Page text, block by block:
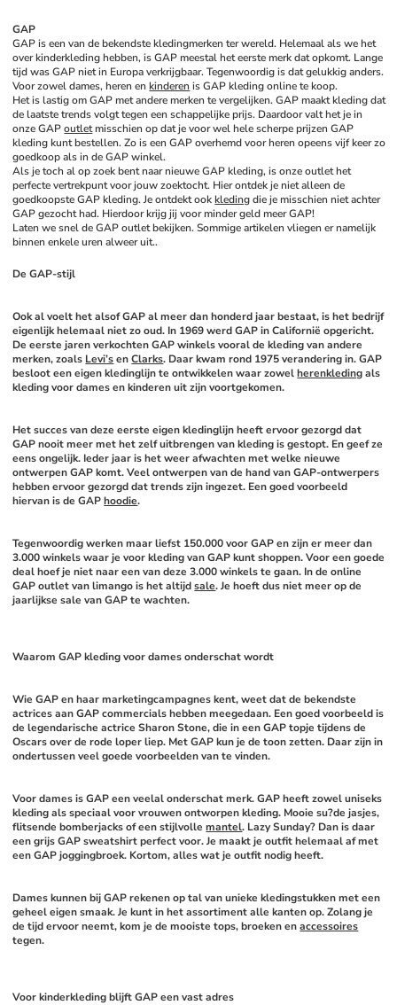
GAP
GAP is een van de bekendste kledingmerken ter wereld. Helemaal als we het
over kinderkleding hebben, is GAP meestal het eerste merk dat opkomt. Lange
tijd was GAP niet in Europa verkrijgbaar. Tegenwoordig is dat gelukkig anders.
Voor zowel dames, heren en kinderen is GAP kleding online te koop.
Het is lastig om GAP met andere merken te vergelijken. GAP maakt kleding dat
de laatste trends volgt tegen een schappelijke prijs. Daardoor valt het je in
onze GAP outlet misschien op dat je voor wel hele scherpe prijzen GAP
kleding kunt bestellen. Zo is een GAP overhemd voor heren opeens vijf keer zo
goedkoop als in de GAP winkel.
Als je toch al op zoek bent naar nieuwe GAP kleding, is onze outlet het
perfecte vertrekpunt voor jouw zoektocht. Hier ontdek je niet alleen de
goedkoopste GAP kleding. Je ontdekt ook kleding die je misschien niet achter
GAP gezocht had. Hierdoor krijg jij voor minder geld meer GAP!
Laten we snel de GAP outlet bekijken. Sommige artikelen vliegen er namelijk
binnen enkele uren alweer uit..
De GAP-stijl
Ook al voelt het alsof GAP al meer dan honderd jaar bestaat, is het bedrijf
eigenlijk helemaal niet zo oud. In 1969 werd GAP in Californië opgericht.
De eerste jaren verkochten GAP winkels vooral de kleding van andere
merken, zoals Levi’s en Clarks. Daar kwam rond 1975 verandering in. GAP
besloot een eigen kledinglijn te ontwikkelen waar zowel herenkleding als
kleding voor dames en kinderen uit zijn voortgekomen.
Het succes van deze eerste eigen kledinglijn heeft ervoor gezorgd dat
GAP nooit meer met het zelf uitbrengen van kleding is gestopt. En geef ze
eens ongelijk. Ieder jaar is het weer afwachten met welke nieuwe
ontwerpen GAP komt. Veel ontwerpen van de hand van GAP-ontwerpers
hebben ervoor gezorgd dat trends zijn ingezet. Een goed voorbeeld
hiervan is de GAP hoodie.
Tegenwoordig werken maar liefst 150.000 voor GAP en zijn er meer dan
3.000 winkels waar je voor kleding van GAP kunt shoppen. Voor een goede
deal hoef je niet naar een van deze 3.000 winkels te gaan. In de online
GAP outlet van limango is het altijd sale. Je hoeft dus niet meer op de
jaarlijkse sale van GAP te wachten.
Waarom GAP kleding voor dames onderschat wordt
Wie GAP en haar marketingcampagnes kent, weet dat de bekendste
actrices aan GAP commercials hebben meegedaan. Een goed voorbeeld is
de legendarische actrice Sharon Stone, die in een GAP topje tijdens de
Oscars over de rode loper liep. Met GAP kun je de toon zetten. Daar zijn in
ondertussen veel goede voorbeelden van te vinden.
Voor dames is GAP een veelal onderschat merk. GAP heeft zowel uniseks
kleding als speciaal voor vrouwen ontworpen kleding. Mooie su?de jasjes,
flitsende bomberjacks of een stijlvolle mantel. Lazy Sunday? Dan is daar
een grijs GAP sweatshirt perfect voor. Je maakt je outfit helemaal af met
een GAP joggingbroek. Kortom, alles wat je outfit nodig heeft.
Dames kunnen bij GAP rekenen op tal van unieke kledingstukken met een
geheel eigen smaak. Je kunt in het assortiment alle kanten op. Zolang je
de tijd ervoor neemt, kom je de mooiste tops, broeken en accessoires
tegen.
Voor kinderkleding blijft GAP een vast adres